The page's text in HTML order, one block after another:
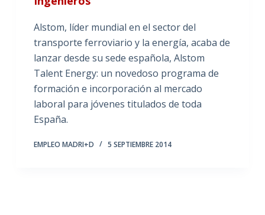
Alstom, líder mundial en el sector del
transporte ferroviario y la energía, acaba de
lanzar desde su sede española, Alstom
Talent Energy: un novedoso programa de
formación e incorporación al mercado
laboral para jóvenes titulados de toda
España.
EMPLEO MADRI+D 5 SEPTIEMBRE 2014